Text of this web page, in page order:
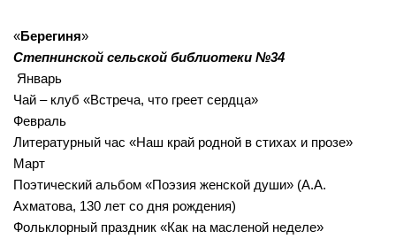
«Берегиня»
Степнинской сельской библиотеки №34
Январь
Чай – клуб «Встреча, что греет сердца»
Февраль
Литературный час «Наш край родной в стихах и прозе»
Март
Поэтический альбом «Поэзия женской души» (А.А.
Ахматова, 130 лет со дня рождения)
Фольклорный праздник «Как на масленой неделе»